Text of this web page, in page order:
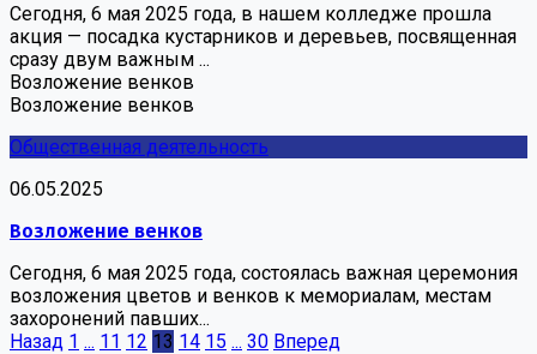
Сегодня, 6 мая 2025 года, в нашем колледже прошла
акция — посадка кустарников и деревьев, посвященная
сразу двум важным ...
Возложение венков
Возложение венков
Общественная деятельность
06.05.2025
Возложение венков
Сегодня, 6 мая 2025 года, состоялась важная церемония
возложения цветов и венков к мемориалам, местам
захоронений павших...
Назад 1 ... 11 12 13 14 15 ... 30 Вперед